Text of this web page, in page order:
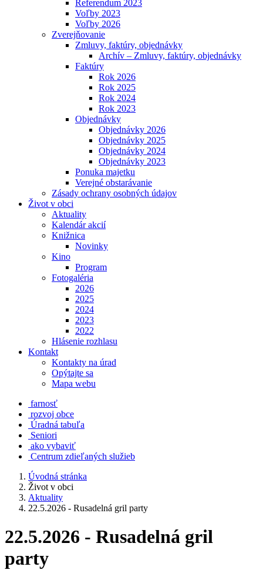
Referendum 2023
Voľby 2023
Voľby 2026
Zverejňovanie
Zmluvy, faktúry, objednávky
Archív – Zmluvy, faktúry, objednávky
Faktúry
Rok 2026
Rok 2025
Rok 2024
Rok 2023
Objednávky
Objednávky 2026
Objednávky 2025
Objednávky 2024
Objednávky 2023
Ponuka majetku
Verejné obstarávanie
Zásady ochrany osobných údajov
Život v obci
Aktuality
Kalendár akcií
Knižnica
Novinky
Kino
Program
Fotogaléria
2026
2025
2024
2023
2022
Hlásenie rozhlasu
Kontakt
Kontakty na úrad
Opýtajte sa
Mapa webu
farnosť
rozvoj obce
Úradná tabuľa
Seniori
ako vybaviť
Centrum zdieľaných služieb
Úvodná stránka
Život v obci
Aktuality
22.5.2026 - Rusadelná gril party
22.5.2026 - Rusadelná gril
party